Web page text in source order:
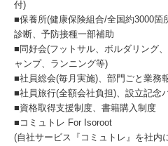
付)
■保養所(健康保険組合/全国約3000箇
診断、予防接種一部補助
■同好会(フットサル、ボルダリング
ャンプ、ランニング等)
■社員総会(毎月実施)、部門ごと業務
■社員旅行(全額会社負担)、設立記念
■資格取得支援制度、書籍購入制度
■コミュトレ For Isoroot
(自社サービス『コミュトレ』を社内